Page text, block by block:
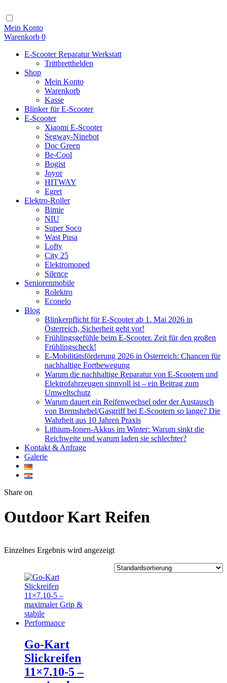
Inhalt
Mein Konto
Warenkorb 0
E-Scooter Reparatur Werkstatt
Trittbretthelden
Shop
Mein Konto
Warenkorb
Kasse
Blinker für E-Scooter
E-Scooter
Xiaomi E-Scooter
Segway-Ninebot
Doc Green
Be-Cool
Bogist
Joyor
HITWAY
Egret
Elektro-Roller
Bimie
NIU
Super Soco
Wast Pusa
Lofty
City 25
Elektromoped
Silence
Seniorenmobile
Rolektro
Econelo
Blog
Blinkerpflicht für E-Scooter ab 1. Mai 2026 in
Österreich, Sicherheit geht vor!
Frühlingsgefühle beim E-Scooter. Zeit für den großen
Frühlingscheck!
E-Mobilitätsförderung 2026 in Österreich: Chancen für
nachhaltige Fortbewegung
Warum die nachhaltige Reparatur von E-Scootern und
Elektrofahrzeugen sinnvoll ist – ein Beitrag zum
Umweltschutz
Warum dauert ein Reifenwechsel oder der Austausch
von Bremshebel/Gasgriff bei E-Scootern so lange? Die
Wahrheit aus 10 Jahren Praxis
Lithium-Ionen-Akkus im Winter: Warum sinkt die
Reichweite und warum laden sie schlechter?
Kontakt & Anfrage
Galerie
Share on
Outdoor Kart Reifen
Einzelnes Ergebnis wird angezeigt
Go‑Kart
Slickreifen
11×7.10‑5 –